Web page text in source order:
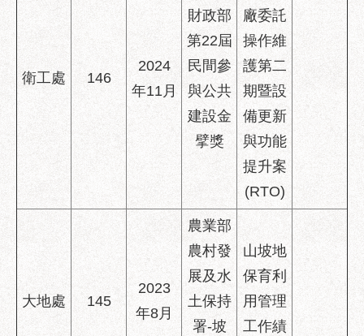
衛工處 146
2024
年11月
財政部
第22屆
民間參
與公共
建設金
擘獎
廠委託
操作維
護第二
期暨設
備更新
與功能
提升案
(RTO)
大地處 145
2023
年8月
農業部
農村發
展及水
土保持
署-坡
山坡地
保育利
用管理
工作績